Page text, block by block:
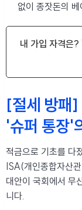
없이 종잣돈의
내 가입 자격은
[절세 방패
'슈퍼 통장'
적금으로 기초를 다
ISA(개인종합자산
대안이 국회에서 무
니다.